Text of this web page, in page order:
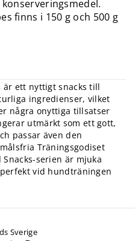
finns i 150 g och 500 g
är ett nyttigt snacks till
ingredienser, vilket
några onyttiga tillsatser
utmärkt som ett gott,
passar även den
Träningsgodiset
serien är mjuka
vid hundträningen
Sverige